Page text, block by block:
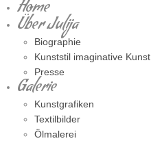
Home
Über Julija
Biographie
Kunststil imaginative Kunst
Presse
Galerie
Kunstgrafiken
Textilbilder
Ölmalerei